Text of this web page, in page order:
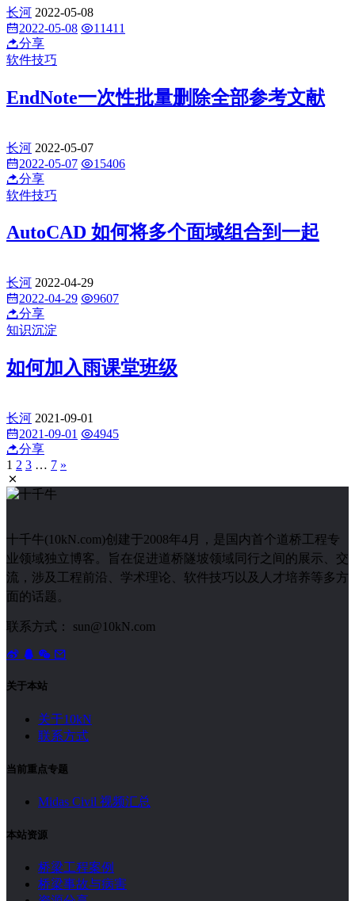
长河 2022-05-08
2022-05-08
11411
分享
软件技巧
EndNote一次性批量删除全部参考文献
长河 2022-05-07
2022-05-07
15406
分享
软件技巧
AutoCAD 如何将多个面域组合到一起
长河 2022-04-29
2022-04-29
9607
分享
知识沉淀
如何加入雨课堂班级
长河 2021-09-01
2021-09-01
4945
分享
1 2 3 … 7 »
十千牛(10kN.com)创建于2008年4月，是国内首个道桥工程专
业领域独立博客。旨在促进道桥隧坡领域同行之间的展示、交
流，涉及工程前沿、学术理论、软件技巧以及人才培养等多方
面的话题。
联系方式： sun@10kN.com
关于本站
关于10kN
联系方式
当前重点专题
Midas Civil 视频汇总
本站资源
桥梁工程案例
桥梁事故与病害